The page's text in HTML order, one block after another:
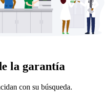
la garantía
con su búsqueda.